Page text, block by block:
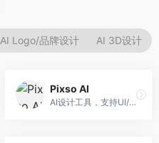
AI Logo/品牌设计 AI 3D设计
Pixso AI
AI设计工具，支持UI/UX设计全流程。面向设计师和产品团队，提供界面生成、设计优化、协作评审等服务，国产替代方案，团队协作便捷。